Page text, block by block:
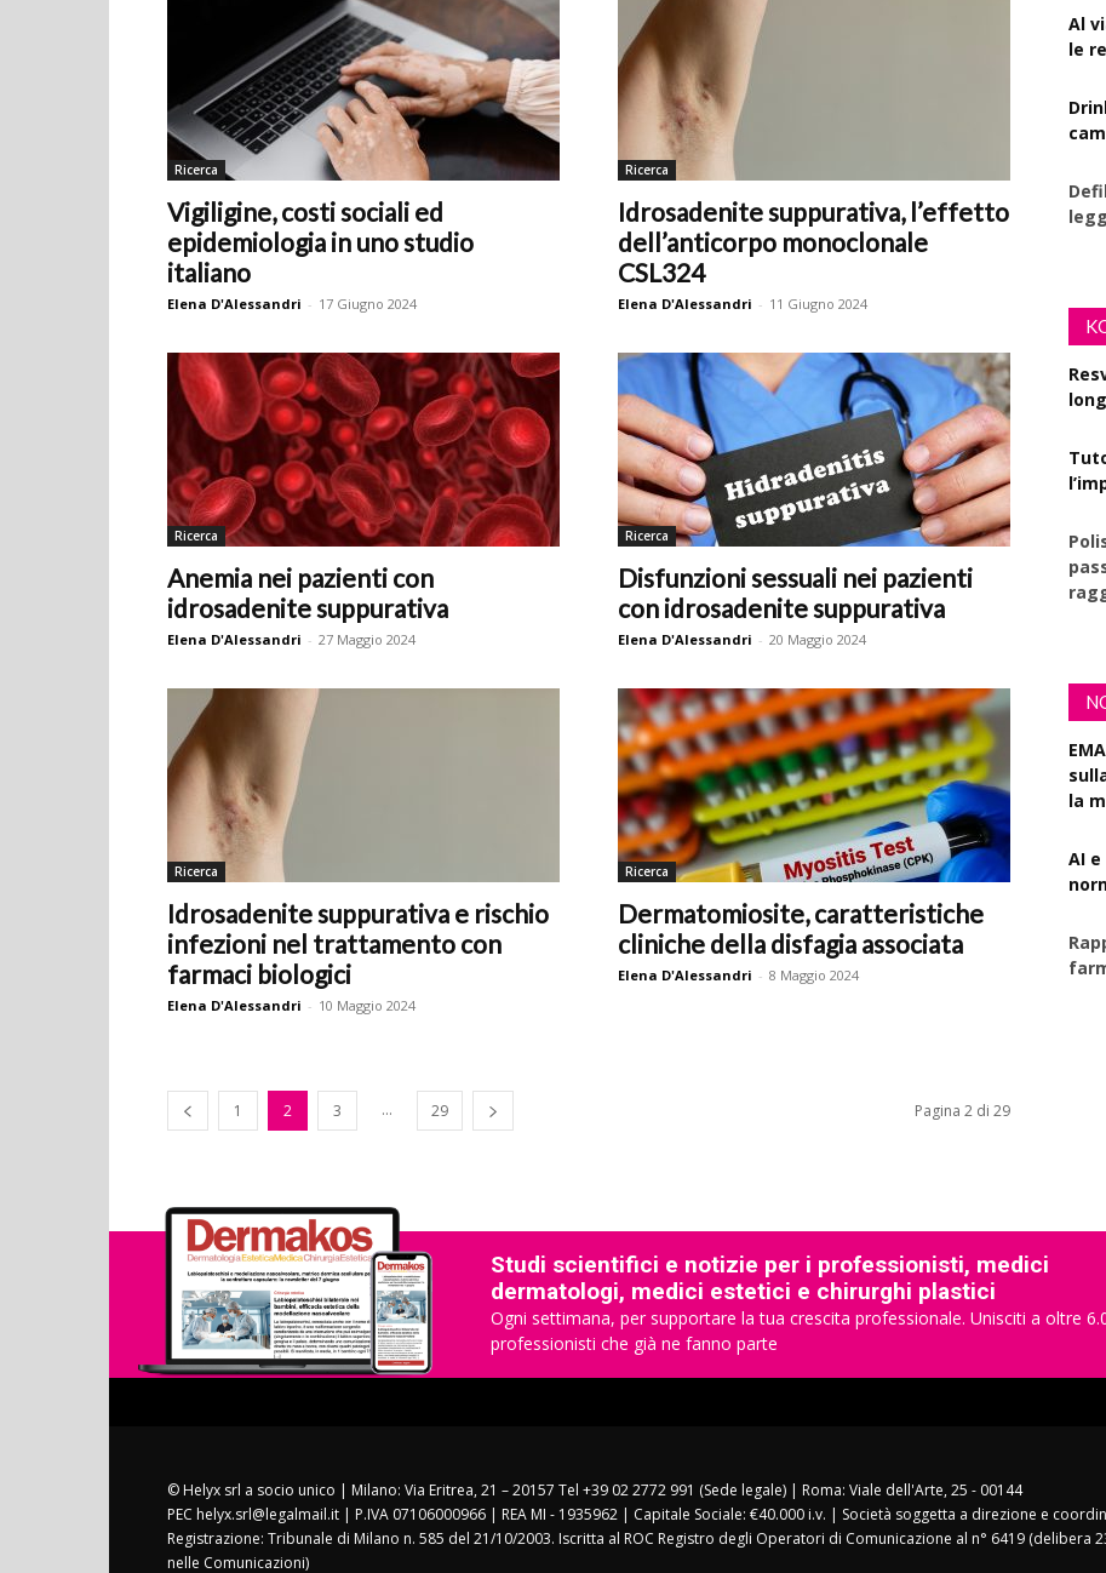
Ricerca
Vigiligine, costi sociali ed
epidemiologia in uno studio
italiano
Elena D'Alessandri - 17 Giugno 2024
Ricerca
Idrosadenite suppurativa, l’effetto
dell’anticorpo monoclonale
CSL324
Elena D'Alessandri - 11 Giugno 2024
Ricerca
Anemia nei pazienti con
idrosadenite suppurativa
Elena D'Alessandri - 27 Maggio 2024
Ricerca
Disfunzioni sessuali nei pazienti
con idrosadenite suppurativa
Elena D'Alessandri - 20 Maggio 2024
Ricerca
Idrosadenite suppurativa e rischio
infezioni nel trattamento con
farmaci biologici
Elena D'Alessandri - 10 Maggio 2024
Ricerca
Dermatomiosite, caratteristiche
cliniche della disfagia associata
Elena D'Alessandri - 8 Maggio 2024
1 2 3 ... 29 Pagina 2 di 29
Al
le
la
AI
Studi scientifici e notizie per i professionisti, medici
dermatologi, medici estetici e chirurghi plastici
Ogni settimana, per supportare la tua crescita professionale. Unisciti a oltre
professionisti che già ne fanno parte
© Helyx srl a socio unico | Milano: Via Eritrea, 21 – 20157 Tel +39 02 2772 991 (Sede legale) | Roma: Viale dell'Arte, 25 - 00144
PEC helyx.srl@legalmail.it | P.IVA 07106000966 | REA MI - 1935962 | Capitale Sociale: €40.000 i.v. | Società soggetta a direzione e
Registrazione: Tribunale di Milano n. 585 del 21/10/2003. Iscritta al ROC Registro degli Operatori di Comunicazione al n° 6419 (delibera
nelle Comunicazioni)